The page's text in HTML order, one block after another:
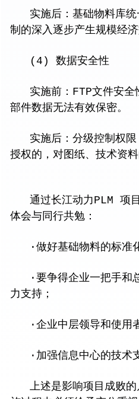
实施后：基础物料库统
制的深入逐步产生规模经济
(4) 数据安全性
实施前：FTP文件安全
部件数据无法有效保密。
实施后：分级控制权限
授权的，对图纸、技术资料
通过长江动力PLM 项目
体会与同行共勉：
·做好基础物料的标准化
·要争得企业一把手和
力支持；
·企业中层领导和使用者
·加强信息中心的技术支
上述是影响项目成败的